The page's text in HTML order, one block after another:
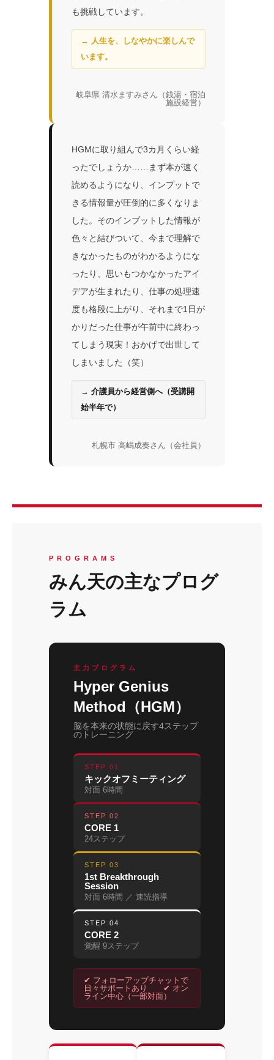
も挑戦しています。
→ 人生を、しなやかに楽しんで
います。
岐阜県 清水ますみさん（銭湯・宿泊
施設経営）
HGMに取り組んで3カ月くらい経
ったでしょうか……まず本が速く
読めるようになり、インプットで
きる情報量が圧倒的に多くなりま
した。そのインプットした情報が
色々と結びついて、今まで理解で
きなかったものがわかるようにな
ったり、思いもつかなかったアイ
デアが生まれたり、仕事の処理速
度も格段に上がり、それまで1日が
かりだった仕事が午前中に終わっ
てしまう現実！おかげで出世して
しまいました（笑）
→ 介護員から経営側へ（受講開
始半年で）
札幌市 高嶋成奏さん（会社員）
PROGRAMS
みん天の主なプログ
ラム
主力プログラム
Hyper Genius
Method（HGM）
脳を本来の状態に戻す4ステップ
のトレーニング
STEP 01
キックオフミーティング
対面 6時間
STEP 02
CORE 1
24ステップ
STEP 03
1st Breakthrough
Session
対面 6時間 ／ 速読指導
STEP 04
CORE 2
覚醒 9ステップ
✔ フォローアップチャットで
日々サポートあり ✔ オン
ライン中心（一部対面）